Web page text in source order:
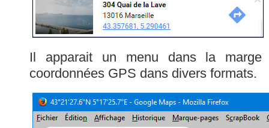
Il apparait un menu dans la
coordonnées GPS dans divers formats.